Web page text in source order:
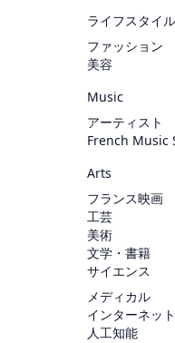
ライフスタイル
ファッション
美容
Music
アーティスト
French Music
Arts
フランス映画
工芸
美術
文学・書籍
サイエンス
メディカル
インターネット
人工知能